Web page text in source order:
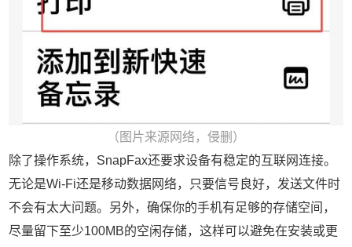
（图片来源网络，侵删）
除了操作系统，SnapFax还要求设备有稳定的互联网连接。
无论是Wi-Fi还是移动数据网络，只要信号良好，发送文件时
不会有太大问题。另外，确保你的手机有足够的存储空间，
尽量留下至少100MB的空闲存储，这样可以避免在安装或更